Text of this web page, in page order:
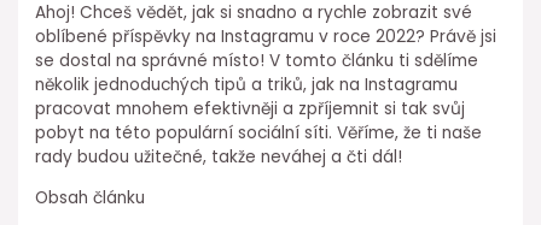
Ahoj! Chceš vědět, jak si snadno a rychle zobrazit své
oblíbené příspěvky na Instagramu v roce 2022? Právě jsi
se dostal na správné místo! V tomto článku ti sdělíme
několik jednoduchých tipů a triků, jak na Instagramu
pracovat mnohem efektivněji a zpříjemnit si tak svůj
pobyt na této populární sociální síti. Věříme, že ti naše
rady budou užitečné, takže neváhej a čti dál!
Obsah článku